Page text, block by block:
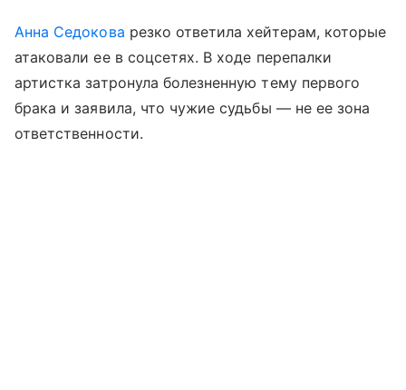
Анна Седокова резко ответила хейтерам, которые
атаковали ее в соцсетях. В ходе перепалки
артистка затронула болезненную тему первого
брака и заявила, что чужие судьбы — не ее зона
ответственности.